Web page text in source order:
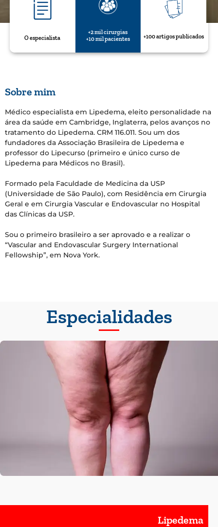
O especialista
+2 mil cirurgias
+10 mil pacientes
+100 artigos publicados
Sobre mim
Médico especialista em Lipedema, eleito personalidade na
área da saúde em Cambridge, Inglaterra, pelos avanços no
tratamento do Lipedema. CRM 116.011. Sou um dos
fundadores da Associação Brasileira de Lipedema e
professor do Lipecurso (primeiro e único curso de
Lipedema para Médicos no Brasil).
Formado pela Faculdade de Medicina da USP
(Universidade de São Paulo), com Residência em Cirurgia
Geral e em Cirurgia Vascular e Endovascular no Hospital
das Clínicas da USP.
Sou o primeiro brasileiro a ser aprovado e a realizar o
“Vascular and Endovascular Surgery International
Fellowship”, em Nova York.
Especialidades
Lipedema